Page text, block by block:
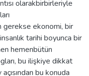
olarakbirbirleriyle
gerekse ekonomi, bir
tarihi boyunca bir
hemenbütün
bu ilişkiye dikkat
bu konuda